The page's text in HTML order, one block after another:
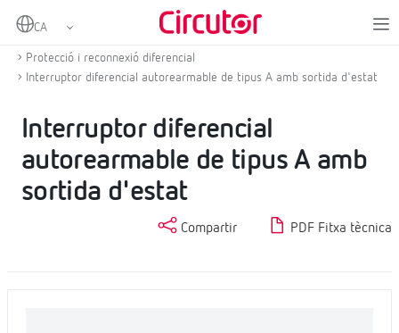
Home
Protecció i reconnexió diferencial
Interruptor diferencial autorearmable de tipus A amb sortida d'estat
Interruptor diferencial
autorearmable de tipus A amb
sortida d'estat
Compartir PDF Fitxa tècnica